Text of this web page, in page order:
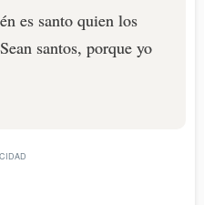
es santo quien los
santos, porque yo